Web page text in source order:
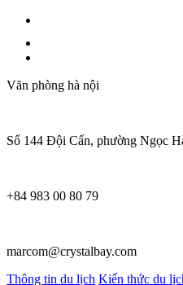
Văn phòng hà nội
Số 144 Đội Cấn, phường Ngọc
+84 983 00 80 79
marcom@crystalbay.com
Thông tin du lịch Kiến thức du